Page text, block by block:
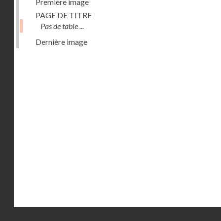
PAGE DE TITRE
Pas de table ...
Dernière image